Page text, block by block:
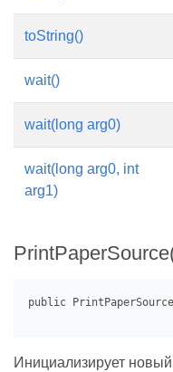
toString()
wait()
wait(long arg0)
wait(long arg0, int
arg1)
Инициализирует